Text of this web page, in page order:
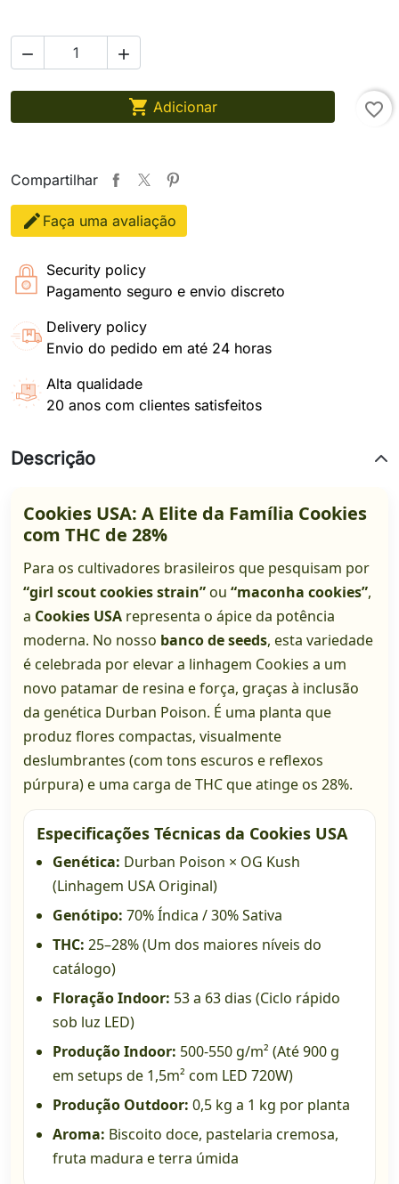
 
 Adicionar favorite_border
Compartilhar
Faça uma avaliação
Security policy
Pagamento seguro e envio discreto
Delivery policy
Envio do pedido em até 24 horas
Alta qualidade
20 anos com clientes satisfeitos
Descrição
Cookies USA: A Elite da Família Cookies
com THC de 28%
Para os cultivadores brasileiros que pesquisam por
“girl scout cookies strain”ou “maconha cookies”,
a Cookies USA representa o ápice da potência
moderna. No nosso banco de seeds, esta variedade
é celebrada por elevar a linhagem Cookies a um
novo patamar de resina e força, graças à inclusão
da genética Durban Poison. É uma planta que
produz flores compactas, visualmente
deslumbrantes (com tons escuros e reflexos
púrpura) e uma carga de THC que atinge os 28%.
Especificações Técnicas da Cookies USA
Genética: Durban Poison × OG Kush
(Linhagem USA Original)
Genótipo: 70% Índica / 30% Sativa
THC: 25–28% (Um dos maiores níveis do
catálogo)
Floração Indoor: 53 a 63 dias (Ciclo rápido
sob luz LED)
Produção Indoor: 500-550 g/m² (Até 900 g
em setups de 1,5m² com LED 720W)
Produção Outdoor: 0,5 kg a 1 kg por planta
Aroma: Biscoito doce, pastelaria cremosa,
fruta madura e terra úmida